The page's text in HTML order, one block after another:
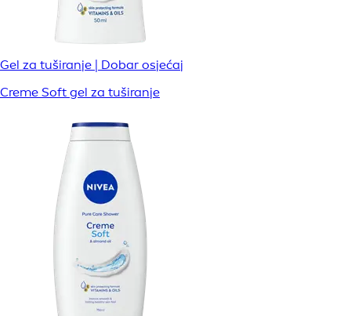
Gel za tuširanje | Dobar osjećaj
Creme Soft gel za tuširanje